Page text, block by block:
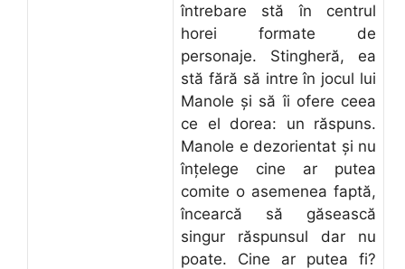
întrebare stă în centrul
horei formate de
personaje. Stingheră, ea
stă fără să intre în jocul lui
Manole și să îi ofere ceea
ce el dorea: un răspuns.
Manole e dezorientat și nu
înțelege cine ar putea
comite o asemenea faptă,
încearcă să găsească
singur răspunsul dar nu
poate. Cine ar putea fi?